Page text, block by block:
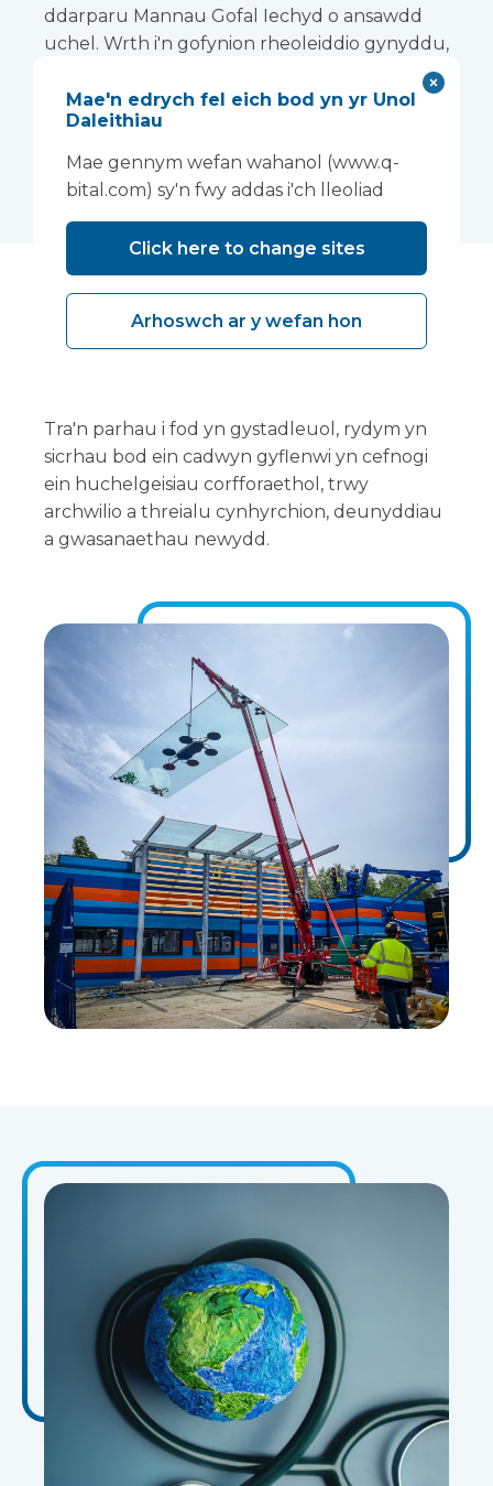
ddarparu Mannau Gofal Iechyd o ansawdd
uchel. Wrth i'n gofynion rheoleiddio gynyddu,
cyflawni i'n safonau fel y gallwn barhau i
adeiladu ar ein llwyddiant hyd yma.
Dulliau modern o adeiladu
Tra'n parhau i fod yn gystadleuol, rydym yn
sicrhau bod ein cadwyn gyflenwi yn cefnogi
ein huchelgeisiau corfforaethol, trwy
archwilio a threialu cynhyrchion, deunyddiau
a gwasanaethau newydd.
Mae'n edrych fel eich bod yn yr Unol
Daleithiau
Mae gennym wefan wahanol (www.q-
bital.com) sy'n fwy addas i'ch lleoliad
Click here to change sites
Arhoswch ar y wefan hon